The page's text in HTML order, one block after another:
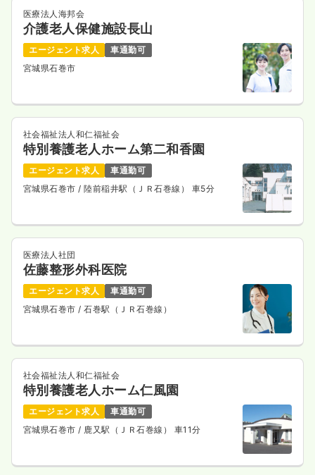
医療法人海邦会
介護老人保健施設長山
エージェント求人
車通勤可
宮城県石巻市
社会福祉法人和仁福祉会
特別養護老人ホーム第二和香園
エージェント求人
車通勤可
宮城県石巻市 / 陸前稲井駅（ＪＲ石巻線） 車5分
医療法人社団
佐藤整形外科医院
エージェント求人
車通勤可
宮城県石巻市 / 石巻駅（ＪＲ石巻線）
社会福祉法人和仁福祉会
特別養護老人ホーム仁風園
エージェント求人
車通勤可
宮城県石巻市 / 鹿又駅（ＪＲ石巻線） 車11分